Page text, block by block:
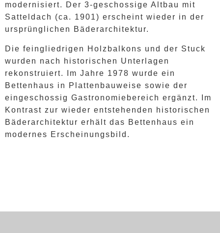
modernisiert. Der 3-geschossige Altbau mit
Satteldach (ca. 1901) erscheint wieder in der
ursprünglichen Bäderarchitektur.
Die feingliedrigen Holzbalkons und der Stuck
wurden nach historischen Unterlagen
rekonstruiert. Im Jahre 1978 wurde ein
Bettenhaus in Plattenbauweise sowie der
eingeschossig Gastronomiebereich ergänzt. Im
Kontrast zur wieder entstehenden historischen
Bäderarchitektur erhält das Bettenhaus ein
modernes Erscheinungsbild.